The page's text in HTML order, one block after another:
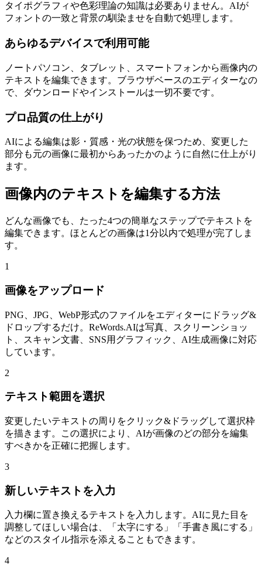
タイポグラフィや色彩理論の知識は必要ありません。AIが
フォントの一致と背景の馴染ませを自動で処理します。
あらゆるデバイスで利用可能
ノートパソコン、タブレット、スマートフォンから画像内の
テキストを編集できます。ブラウザベースのエディターなの
で、ダウンロードやインストールは一切不要です。
プロ品質の仕上がり
AIによる編集は影・質感・光の状態を保つため、変更した
部分も元の画像に最初からあったかのように自然に仕上がり
ます。
画像内のテキストを編集する方法
どんな画像でも、たった4つの簡単なステップでテキストを
編集できます。ほとんどの画像は1分以内で処理が完了しま
す。
1
画像をアップロード
PNG、JPG、WebP形式のファイルをエディターにドラッグ&
ドロップするだけ。ReWords.AIは写真、スクリーンショッ
ト、スキャン文書、SNS用グラフィック、AI生成画像に対応
しています。
2
テキスト範囲を選択
変更したいテキストの周りをクリック&ドラッグして選択枠
を描きます。この選択により、AIが画像のどの部分を編集
すべきかを正確に把握します。
3
新しいテキストを入力
入力欄に置き換えるテキストを入力します。AIに見た目を
調整してほしい場合は、「太字にする」「手書き風にする」
などのスタイル指示を添えることもできます。
4